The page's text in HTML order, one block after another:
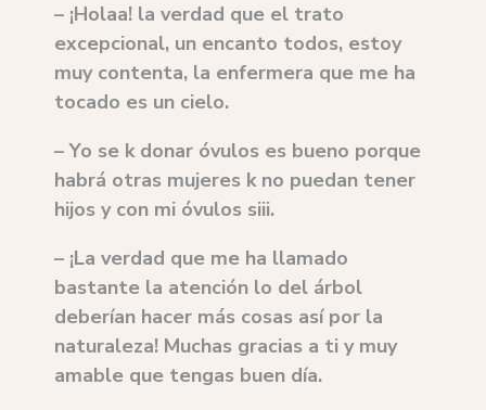
– ¡Holaa! la verdad que el trato
excepcional, un encanto todos, estoy
muy contenta, la enfermera que me ha
tocado es un cielo.
– Yo se k donar óvulos es bueno porque
habrá otras mujeres k no puedan tener
hijos y con mi óvulos siii.
– ¡La verdad que me ha llamado
bastante la atención lo del árbol
deberían hacer más cosas así por la
naturaleza! Muchas gracias a ti y muy
amable que tengas buen día.